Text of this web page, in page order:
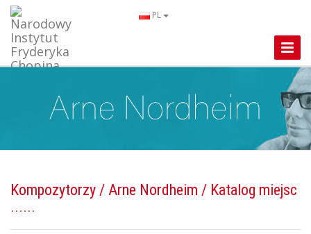
PL
Toggle
Kompozytorzy / Arne Nordheim / Katalog miejsc